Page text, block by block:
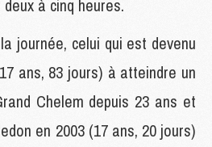
à cinq heures.
journée, celui qui est devenu
ans, 83 jours) à atteindre un
Chelem depuis 23 ans et
en 2003 (17 ans, 20 jours)